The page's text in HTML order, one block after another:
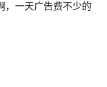
，一天广告费不少的